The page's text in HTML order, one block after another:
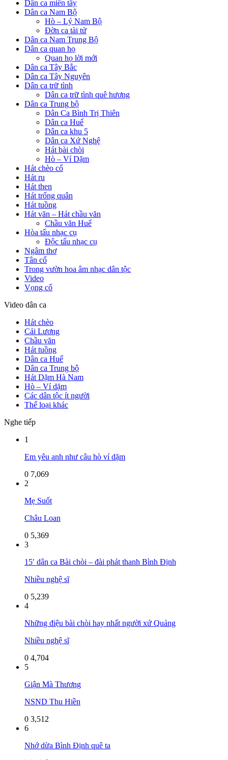
Dân ca miền tây
Dân ca Nam Bộ
Hò – Lý Nam Bộ
Đờn ca tài tử
Dân ca Nam Trung Bộ
Dân ca quan họ
Quan họ lời mới
Dân ca Tây Bắc
Dân ca Tây Nguyên
Dân ca trữ tình
Dân ca trữ tình quê hương
Dân ca Trung bộ
Dân Ca Bình Trị Thiên
Dân ca Huế
Dân ca khu 5
Dân ca Xứ Nghệ
Hát bài chòi
Hò – Ví Dặm
Hát chèo cổ
Hát ru
Hát then
Hát trống quân
Hát tuồng
Hát văn – Hát chầu văn
Chầu văn Huế
Hòa tấu nhạc cụ
Độc tấu nhạc cụ
Ngâm thơ
Tân cổ
Trong vườn hoa âm nhạc dân tộc
Video
Vọng cổ
Video dân ca
Hát chèo
Cải Lương
Chầu văn
Hát tuồng
Dân ca Huế
Dân ca Trung bộ
Hát Dặm Hà Nam
Hò – Ví dặm
Các dân tộc ít người
Thể loại khác
Nghe tiếp
1
Em yêu anh như câu hò ví dặm
0 7,069
2
Mẹ Suốt
Châu Loan
0 5,369
3
15′ dân ca Bài chòi – đài phát thanh Bình Định
Nhiều nghệ sĩ
0 5,239
4
Những điệu bài chòi hay nhất người xứ Quảng
Nhiều nghệ sĩ
0 4,704
5
Giận Mà Thương
NSND Thu Hiền
0 3,512
6
Nhớ dừa Bình Định quê ta